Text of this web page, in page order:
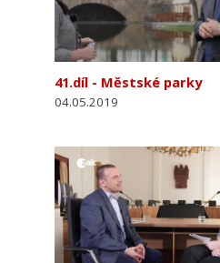
41.díl - Městské parky
04.05.2019